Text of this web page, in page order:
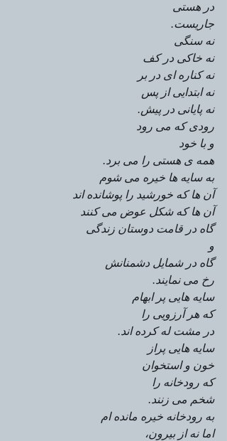
در هستی
جاریست.
نه سنگی
نه خاکی در کف
نه کناره ای در بر
نه ابتدایی از پس
نه پایانی در پیش.
رودی که می رود
و با خود
همه ی هستی را می برد.
به سایه ها خیره می شوم
آن ها که خورشید را پوشانده اند
آن ها که شکل عوض می کنند
گاه در قامت دوستان زندگی
و
گاه در شمایل دشمنانش
رخ می نمایند.
سایه هایی پر ابهام
که هر آرزویی را
در مشت له کرده اند.
سایه هایی پراز
خون و استخوان
که رودخانه را
شخم می زنند.
به رودخانه خیره مانده ام
اما نه از بیرون،